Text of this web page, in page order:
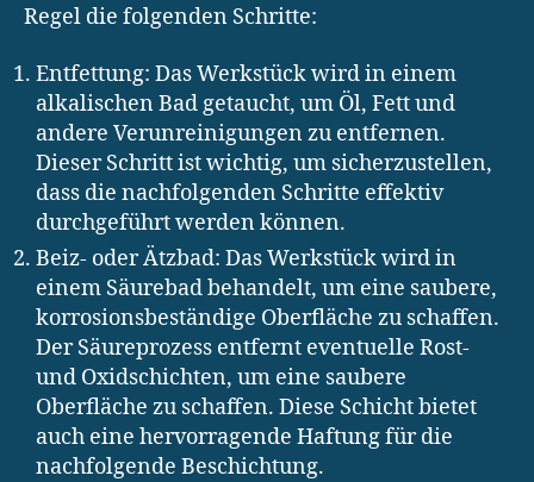
Regel die folgenden Schritte:
Entfettung: Das Werkstück wird in einem
alkalischen Bad getaucht, um Öl, Fett und
andere Verunreinigungen zu entfernen.
Dieser Schritt ist wichtig, um sicherzustellen,
dass die nachfolgenden Schritte effektiv
durchgeführt werden können.
Beiz- oder Ätzbad: Das Werkstück wird in
einem Säurebad behandelt, um eine saubere,
korrosionsbeständige Oberfläche zu schaffen.
Der Säureprozess entfernt eventuelle Rost-
und Oxidschichten, um eine saubere
Oberfläche zu schaffen. Diese Schicht bietet
auch eine hervorragende Haftung für die
nachfolgende Beschichtung.